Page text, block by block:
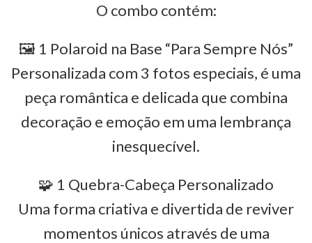
O combo contém:
🖼️ 1 Polaroid na Base “Para Sempre Nós”
Personalizada com 3 fotos especiais, é uma
peça romântica e delicada que combina
decoração e emoção em uma lembrança
inesquecível.
🧩 1 Quebra-Cabeça Personalizado
Uma forma criativa e divertida de reviver
momentos únicos através de uma